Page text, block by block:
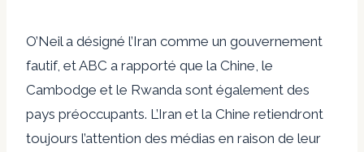
O’Neil a désigné l’Iran comme un gouvernement
fautif, et ABC a rapporté que la Chine, le
Cambodge et le Rwanda sont également des
pays préoccupants. L’Iran et la Chine retiendront
toujours l’attention des médias en raison de leur